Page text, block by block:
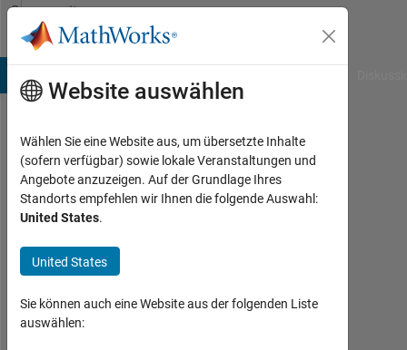
Weiter zum Inhalt
Community
Profile
Arthur
Last
seen: 7
Monate
vor
|
seit
2025
Website auswählen
Wählen Sie eine Website aus, um übersetzte Inhalte
(sofern verfügbar) sowie lokale Veranstaltungen und
Angebote anzuzeigen. Auf der Grundlage Ihres
Standorts empfehlen wir Ihnen die folgende Auswahl:
United States.
United States
Sie können auch eine Website aus der folgenden Liste
auswählen: